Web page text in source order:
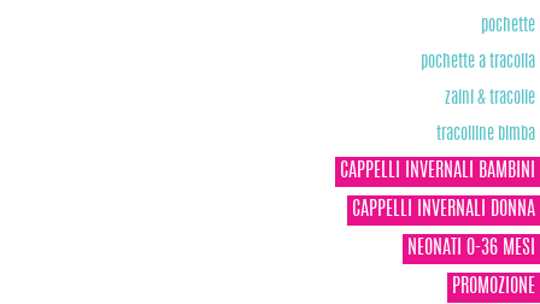
pochette
pochette a tracolla
zaini & tracolle
tracolline bimba
CAPPELLI INVERNALI BAMBINI
CAPPELLI INVERNALI DONNA
NEONATI 0-36 MESI
PROMOZIONE